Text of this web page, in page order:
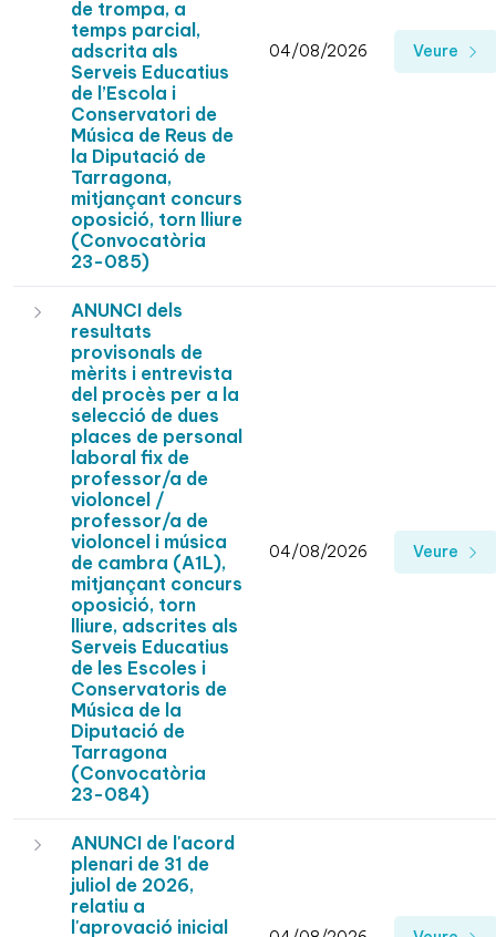
de trompa, a
temps parcial,
adscrita als
Serveis Educatius
de l’Escola i
Conservatori de
Música de Reus de
la Diputació de
Tarragona,
mitjançant concurs
oposició, torn lliure
(Convocatòria
23-085)
04/08/2026 Veure
ANUNCI dels
resultats
provisonals de
mèrits i entrevista
del procès per a la
selecció de dues
places de personal
laboral fix de
professor/a de
violoncel /
professor/a de
violoncel i música
de cambra (A1L),
mitjançant concurs
oposició, torn
lliure, adscrites als
Serveis Educatius
de les Escoles i
Conservatoris de
Música de la
Diputació de
Tarragona
(Convocatòria
23-084)
04/08/2026 Veure
ANUNCI de l'acord
plenari de 31 de
juliol de 2026,
relatiu a
l'aprovació inicial